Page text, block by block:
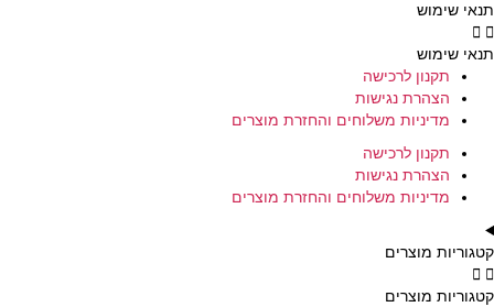
תנאי שימוש
תנאי שימוש
תקנון לרכישה
הצהרת נגישות
מדיניות משלוחים והחזרת מוצרים
תקנון לרכישה
הצהרת נגישות
מדיניות משלוחים והחזרת מוצרים
קטגוריות מוצרים
קטגוריות מוצרים